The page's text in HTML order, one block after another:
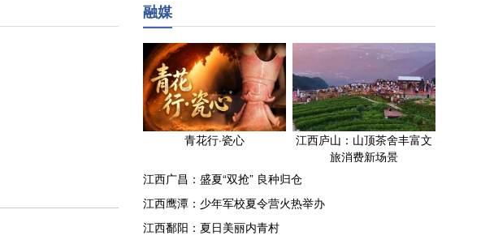
融媒
青花行·瓷心
江西庐山：山顶茶舍丰富文
旅消费新场景
江西广昌：盛夏“双抢” 良种归仓
江西鹰潭：少年军校夏令营火热举办
江西鄱阳：夏日美丽内青村